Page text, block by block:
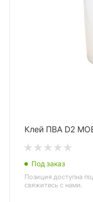
Клей ПВА D2
Под заказ
Позиция доступна
свяжитесь с нами.